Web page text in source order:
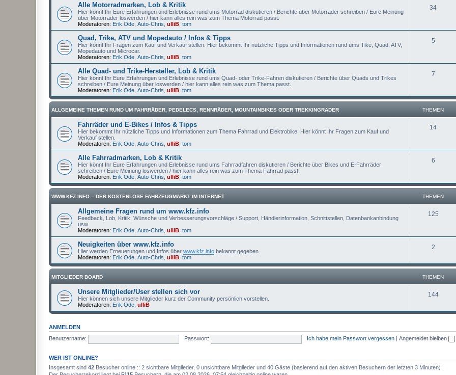
Alle Motorradmarken, Lob & Kritik
Hier könnt Ihr Eure Erfahrungen und Erlebnisse rund ums Motorrad diskutieren / Berichte über Motorräder schreiben / Eure Meinung
über Motorräder loswerden / hier kann alles rein was zum Thema Motorrad passt.
Moderatoren: Erik.Ode Auto-Chris ulliB tom
34
Quad, Trike, ATV und Mopedauto / Infos & Tipps
Hier könnt Ihr Fragen zum Kauf und Verkauf stellen. Hier bekommt Ihr nützliche Tipps und Informationen rund ums Tike, Quad, ATV,
Mopedauto und Microcar.
Moderatoren: Erik.Ode Auto-Chris ulliB tom
5
Alle Quad- und Trike-Hersteller, Lob & Kritik
Hier könnt Ihr Eure Erfahrungen und Erlebnisse rund ums Quad- oder Trike-Fahren diskutieren / Berichte über Quads und Trikes
schreiben / Eure Meinung über loswerden / hier kann alles rein was zum Thema passt.
Moderatoren: Erik.Ode Auto-Chris ulliB tom
7
ALLGEMEINE THEMEN RUND UM FAHRRÄDER, PEDELECS, RENNRÄDER, MOUNTAINBIKES ODER TREKKINGRÄDER THEMEN
Fahrräder und E-Bikes / Infos & Tipps
Hier bekommt Ihr nützliche Tipps und Informationen zum Thema Fahrrad und Elektrobike. Hier könnt Ihr Fragen zum Kauf und
Verkauf stellen.
Moderatoren: Erik.Ode Auto-Chris ulliB tom
14
Alle Fahrradmarken, Lob & Kritik
Hier könnt Ihr Eure Erfahrungen und Erlebnisse rund ums Fahrradfahren diskutieren / Berichte über Bikes und E-Fahrräder
schreiben / Eure Meinung loswerden / hier kann alles rein was zum Thema Fahrrad passt.
Moderatoren: Erik.Ode Auto-Chris ulliB tom
6
WWW.KFZ.INFO – DER KOSTENLOSE FAHRZEUGMARKT IM INTERNET THEMEN
Allgemeine Fragen rund um www.kfz.info
Feedback, Lob, Kritik, Wünsche und Verbesserungsvorschläge / Support, Händlerinformation, Schnittstellen, Datenbankanbindung
usw.
Moderatoren: Erik.Ode Auto-Chris ulliB tom
125
Neuigkeiten über www.kfz.info
Hier werden Erneuerungen und Infos über www.kfz.info bekannt gegeben
Moderatoren: Erik.Ode Auto-Chris ulliB tom
2
MITGLIEDER BOARD THEMEN
Unsere Mitglieder/User stellen sich vor
Hier können sich unsere Mitglieder kurz der Community persönlich vorstellen.
Moderatoren: Erik.Ode ulliB
144
ANMELDEN
Benutzername:
Passwort: Ich habe mein Passwort vergessen Angemeldet bleiben
WER IST ONLINE?
Insgesamt sind 42 Besucher online :: 2 sichtbare Mitglieder, 0 unsichtbare Mitglieder und 40 Gäste (basierend auf den aktiven Besuchern der letzten 3 Minuten)